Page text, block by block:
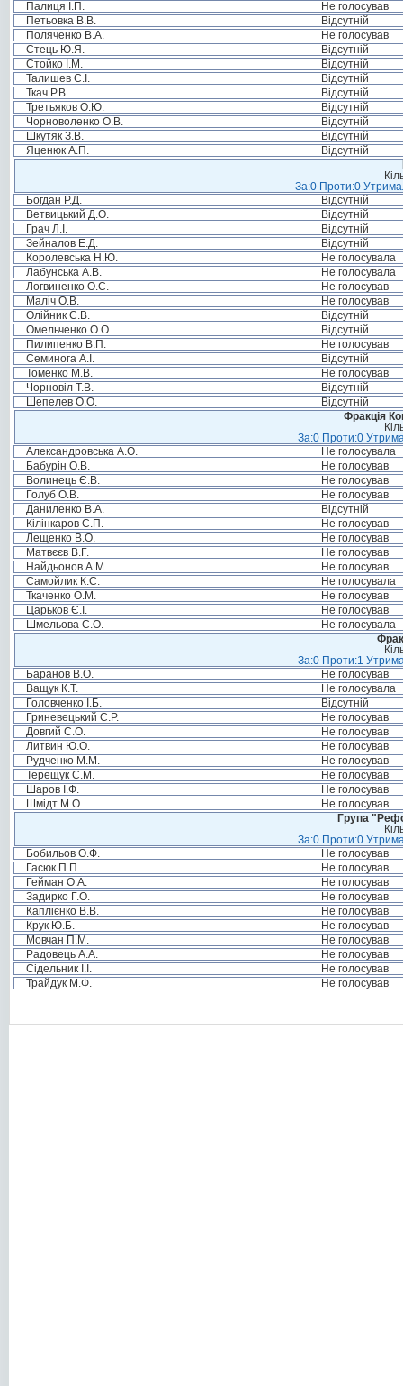
Палиця І.П.
Не голосував
Петьовка В.В.
Відсутній
Поляченко В.А.
Не голосував
Стець Ю.Я.
Відсутній
Стойко І.М.
Відсутній
Талишев Є.І.
Відсутній
Ткач Р.В.
Відсутній
Третьяков О.Ю.
Відсутній
Чорноволенко О.В.
Відсутній
Шкутяк З.В.
Відсутній
Яценюк А.П.
Відсутній
За:0 Проти:0
Богдан Р.Д.
Відсутній
Ветвицький Д.О.
Відсутній
Грач Л.І.
Відсутній
Зейналов Е.Д.
Відсутній
Королевська Н.Ю.
Не голосувала
Лабунська А.В.
Не голосувала
Логвиненко О.С.
Не голосував
Маліч О.В.
Не голосував
Олійник С.В.
Відсутній
Омельченко О.О.
Відсутній
Пилипенко В.П.
Не голосував
Семинога А.І.
Відсутній
Томенко М.В.
Не голосував
Чорновіл Т.В.
Відсутній
Шепелев О.О.
Відсутній
Фракція
За:0 Проти:0
Александровська А.О.
Не голосувала
Бабурін О.В.
Не голосував
Волинець Є.В.
Не голосував
Голуб О.В.
Не голосував
Даниленко В.А.
Відсутній
Кілінкаров С.П.
Не голосував
Лещенко В.О.
Не голосував
Матвєєв В.Г.
Не голосував
Найдьонов А.М.
Не голосував
Самойлик К.С.
Не голосувала
Ткаченко О.М.
Не голосував
Царьков Є.І.
Не голосував
Шмельова С.О.
Не голосувала
За:0 Проти:1
Баранов В.О.
Не голосував
Ващук К.Т.
Не голосувала
Головченко І.Б.
Відсутній
Гриневецький С.Р.
Не голосував
Довгий С.О.
Не голосував
Литвин Ю.О.
Не голосував
Рудченко М.М.
Не голосував
Терещук С.М.
Не голосував
Шаров І.Ф.
Не голосував
Шмідт М.О.
Не голосував
Група
За:0 Проти:0
Бобильов О.Ф.
Не голосував
Гасюк П.П.
Не голосував
Гейман О.А.
Не голосував
Задирко Г.О.
Не голосував
Каплієнко В.В.
Не голосував
Крук Ю.Б.
Не голосував
Мовчан П.М.
Не голосував
Радовець А.А.
Не голосував
Сідельник І.І.
Не голосував
Трайдук М.Ф.
Не голосував